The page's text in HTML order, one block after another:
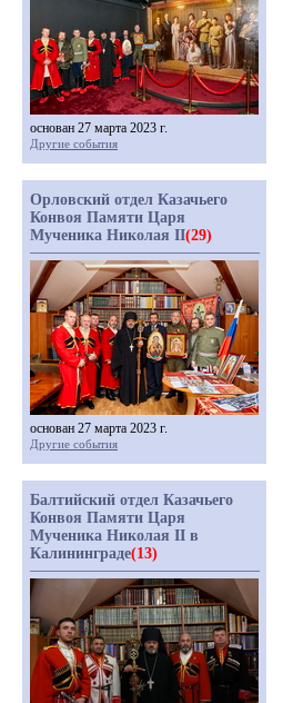
основан 27 марта 2023 г.
Другие события
Орловский отдел Казачьего
Конвоя Памяти Царя
Мученика Николая II(29)
основан 27 марта 2023 г.
Другие события
Балтийский отдел Казачьего
Конвоя Памяти Царя
Мученика Николая II в
Калининграде(13)